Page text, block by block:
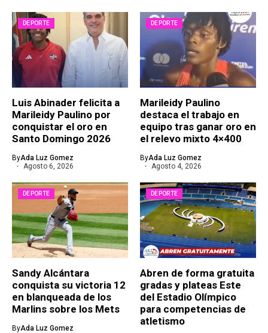
DEPORTE
Luis Abinader felicita a
Marileidy Paulino por
conquistar el oro en
Santo Domingo 2026
ByAda Luz Gomez
Agosto 6, 2026
DEPORTE
Marileidy Paulino
destaca el trabajo en
equipo tras ganar oro en
el relevo mixto 4×400
ByAda Luz Gomez
Agosto 4, 2026
DEPORTE
Sandy Alcántara
conquista su victoria 12
en blanqueada de los
Marlins sobre los Mets
ByAda Luz Gomez
DEPORTE
Abren de forma gratuita
gradas y plateas Este
del Estadio Olímpico
para competencias de
atletismo